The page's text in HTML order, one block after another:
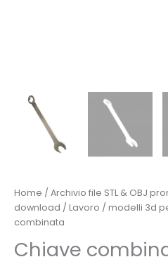
Home / Archivio file STL & OBJ
download / Lavoro / modelli 3d
combinata
Chiave